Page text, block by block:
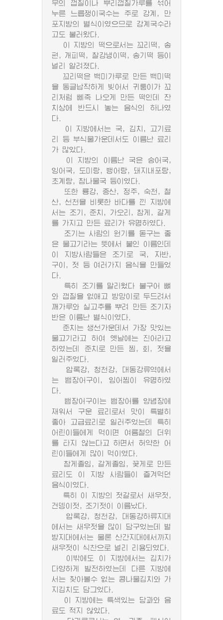
무의 껍질이나 뿌리껍질가루를 섞어
누른 느릅쟁이국수는 주로 강계, 만
포지방의 별식이였으므로 강계국수라
고도 불러왔다.
이 지방의 떡으로서는 꼬리떡, 송
편, 개피떡, 찰강냉이떡, 송기떡 등이
널리 알려졌다.
꼬리떡은 백미가루로 만든 백미떡
을 동글납작하게 빚어서 귀퉁이가 꼬
리처럼 삐죽 나오게 만든 떡인데 잔
치상에 반드시 놓는 음식의 하나였
다.
이 지방에서는 국, 김치, 고기료
리 등 부식물가운데서도 이름난 료리
가 많았다.
이 지방의 이름난 국은 숭어국,
잉어국, 도미탕, 뱅어탕, 돼지내포탕,
초계탕, 참나물국 등이였다.
또한 룡강, 중산, 정주, 숙천, 철
산, 선천을 비롯한 바다를 낀 지방에
서는 조기, 준치, 가오리, 참게, 갈게
를 가지고 만든 료리가 유명하였다.
조기는 사람의 원기를 돋구는 좋
은 물고기라는 뜻에서 붙인 이름인데
이 지방사람들은 조기로 국, 자반,
구이, 젓 등 여러가지 음식을 만들었
다.
특히 조기를 말리웠다 불구어 뼈
와 껍질을 없애고 방망이로 두드려서
깨가루와 실고추를 뿌려 만든 조기자
반은 이름난 별식이였다.
준치는 생선가운데서 가장 맛있는
물고기라고 하여 옛날에는 진어라고
하였는데 준치로 만든 찜, 회, 젓을
일러주었다.
압록강, 청천강, 대동강류역에서
는 뱀장어구이, 잉어찜이 유명하였
다.
뱀장어구이는 뱀장어를 양념장에
재워서 구운 료리로서 맛이 특별히
좋아 고급료리로 일러주었는데 특히
어린이들에게 먹이면 여름철의 더위
를 타지 않는다고 하면서 허약한 어
린이들에게 많이 먹이였다.
참게졸임, 갈게졸임, 꽃게로 만든
료리도 이 지방 사람들이 즐겨먹던
음식이였다.
특히 이 지방의 젓갈로서 새우젓,
건뎅이젓, 조기젓이 이름났다.
압록강, 청천강, 대동강하류지대
에서는 새우젓을 많이 담구었는데 벌
방지대에서는 물론 산간지대에서까지
새우젓이 식찬으로 널리 리용되였다.
이밖에도 이 지방에서는 김치가
다양하게 발전하였는데 다른 지방에
서는 찾아볼수 없는 콩나물김치와 가
지김치도 담그었다.
이 지방에는 특색있는 당과와 음
료도 적지 않았다.